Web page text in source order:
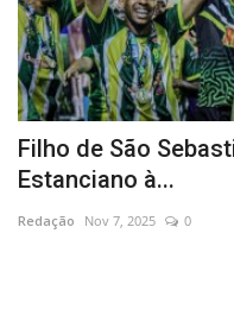
Filho de São
Estanciano à...
Redação Nov 7, 2025 0